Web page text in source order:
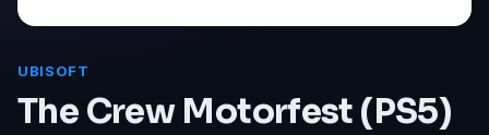
UBISOFT
The Crew Motorfest (PS5)